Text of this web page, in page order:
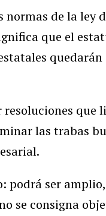
normas de la ley
que el
quedarán
que
las trabas
podrá ser
se consigna